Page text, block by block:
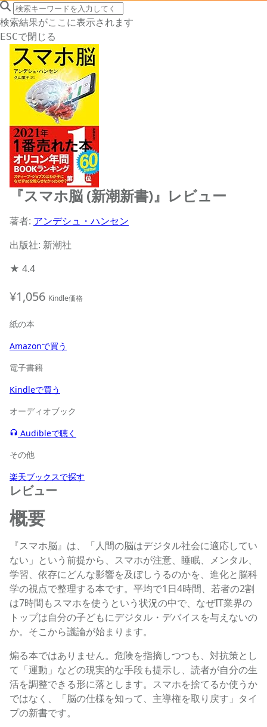
search icon
サイト内検索
検索結果がここに表示されます
ESCで閉じる
『スマホ脳 (新潮新書)』レビュー
著者: アンデシュ・ハンセン
出版社: 新潮社
★ 4.4
¥1,056 Kindle価格
紙の本
Amazonで買う
電子書籍
Kindleで買う
オーディオブック
Audibleで聴く
その他
楽天ブックスで探す
レビュー
概要
『スマホ脳』は、「人間の脳はデジタル社会に適応してい
ない」という前提から、スマホが注意、睡眠、メンタル、
学習、依存にどんな影響を及ぼしうるのかを、進化と脳科
学の視点で整理する本です。平均で1日4時間、若者の2割
は7時間もスマホを使うという状況の中で、なぜIT業界の
トップは自分の子どもにデジタル・デバイスを与えないの
か。そこから議論が始まります。
煽る本ではありません。危険を指摘しつつも、対抗策とし
て「運動」などの現実的な手段も提示し、読者が自分の生
活を調整できる形に落とします。スマホを捨てるか使うか
ではなく、「脳の仕様を知って、主導権を取り戻す」タイ
プの新書です。